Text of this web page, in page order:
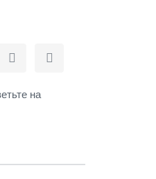
СравнитьОтложить
на